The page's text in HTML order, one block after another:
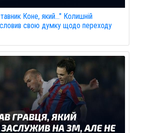
Коне, який..." Колишній
свою думку щодо переходу